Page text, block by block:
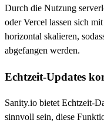
Durch die Nutzung
oder Vercel lassen sich
horizontal skalieren,
abgefangen werden.
Echtzeit-Updates
Sanity.io bietet Echtzeit-
sinnvoll sein, diese